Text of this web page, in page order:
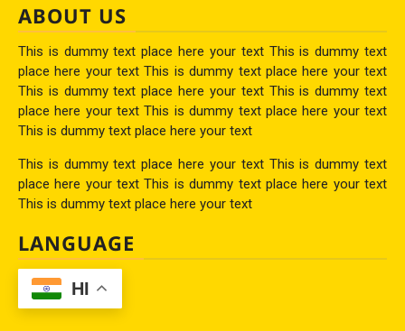
ABOUT US
This is dummy text place here your text This is dummy text
place here your text This is dummy text place here your text
This is dummy text place here your text This is dummy text
place here your text This is dummy text place here your text
This is dummy text place here your text
This is dummy text place here your text This is dummy text
place here your text This is dummy text place here your text
This is dummy text place here your text
LANGUAGE
HI